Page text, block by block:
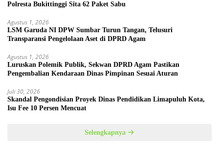
Polresta Bukittinggi Sita 62 Paket Sabu
Agustus 1, 2026
LSM Garuda NI DPW Sumbar Turun Tangan, Telusuri
Transparansi Pengelolaan Aset di DPRD Agam
Agustus 1, 2026
Luruskan Polemik Publik, Sekwan DPRD Agam Pastikan
Pengembalian Kendaraan Dinas Pimpinan Sesuai Aturan
Juli 30, 2026
Skandal Pengondisian Proyek Dinas Pendidikan Limapuluh Kota,
Isu Fee 10 Persen Mencuat
Selengkapnya